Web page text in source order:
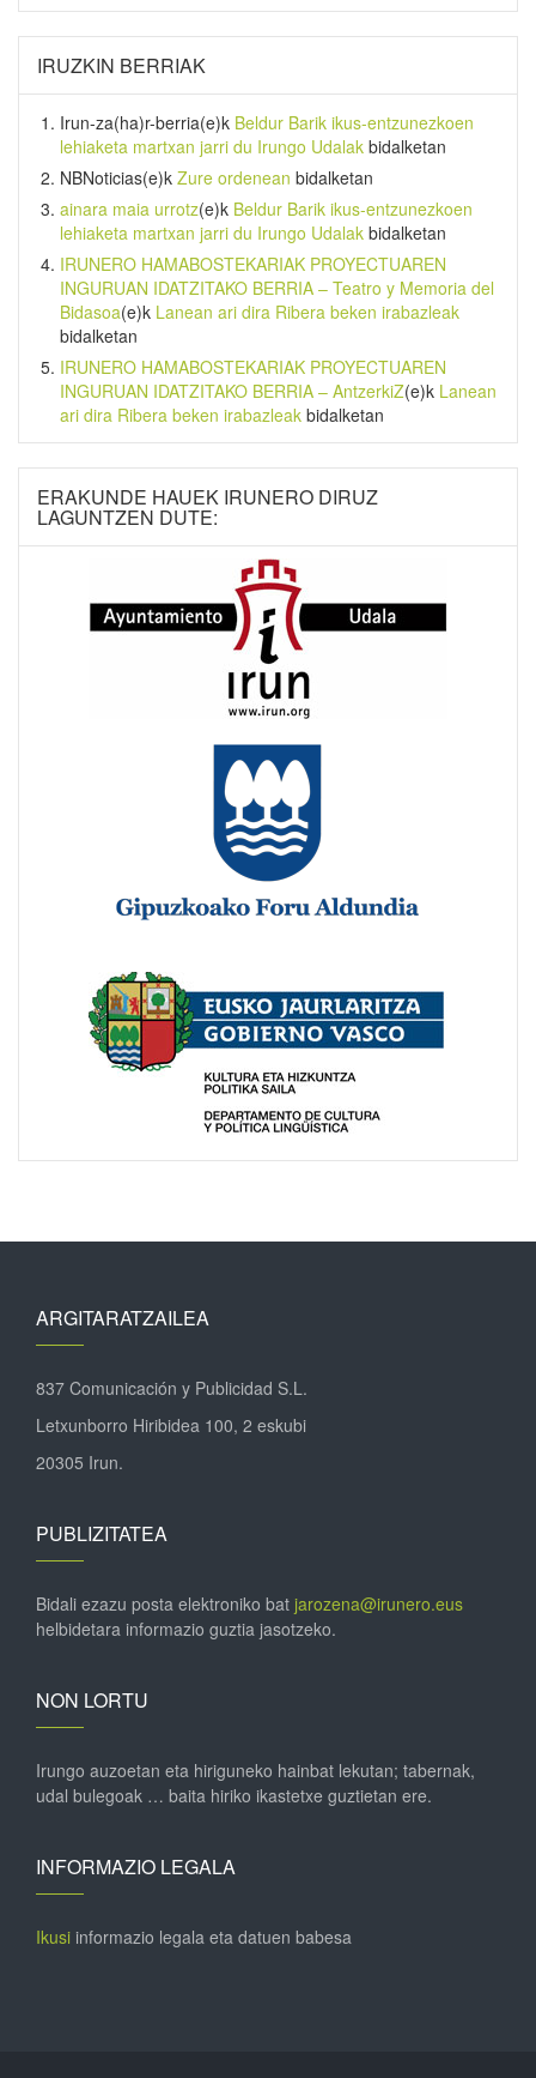
IRUZKIN BERRIAK
Irun-za(ha)r-berria(e)k Beldur Barik ikus-entzunezkoen
lehiaketa martxan jarri du Irungo Udalak bidalketan
NBNoticias(e)k Zure ordenean bidalketan
ainara maia urrotz(e)k Beldur Barik ikus-entzunezkoen
lehiaketa martxan jarri du Irungo Udalak bidalketan
IRUNERO HAMABOSTEKARIAK PROYECTUAREN
INGURUAN IDATZITAKO BERRIA – Teatro y Memoria del
Bidasoa(e)k Lanean ari dira Ribera beken irabazleak
bidalketan
IRUNERO HAMABOSTEKARIAK PROYECTUAREN
INGURUAN IDATZITAKO BERRIA – AntzerkiZ(e)k Lanean
ari dira Ribera beken irabazleak bidalketan
ERAKUNDE HAUEK IRUNERO DIRUZ
LAGUNTZEN DUTE:
ARGITARATZAILEA
837 Comunicación y Publicidad S.L.
Letxunborro Hiribidea 100, 2 eskubi
20305 Irun.
PUBLIZITATEA
Bidali ezazu posta elektroniko bat jarozena@irunero.eus
helbidetara informazio guztia jasotzeko.
NON LORTU
Irungo auzoetan eta hiriguneko hainbat lekutan; tabernak,
udal bulegoak … baita hiriko ikastetxe guztietan ere.
INFORMAZIO LEGALA
Ikusi informazio legala eta datuen babesa